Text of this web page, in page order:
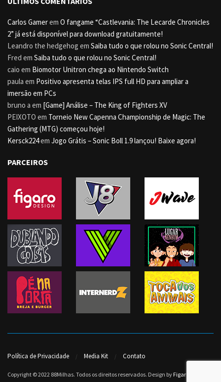
Carlos Gamerem O fangame “Castlevania: The Lecarde Chronicles
2” já está disponível para download gratuitamente!
Leandro the hedgehog em Saiba tudo o que rolou no Sonic Central!
Fred em Saiba tudo o que rolou no Sonic Central!
caio em Biomotor Unitron chega ao Nintendo Switch
paula em Positivo apresenta telas IPS full HD para ampliar a
imersão em PCs
bruno a em [Game] Análise – The King of Fighters XV
PEIXOTO em Torneio New Capenna Championship de Magic: The
Gathering (MTG) começou hoje!
Kersck224em Jogo Grátis – Sonic Boll 1.9 lançou! Baixe agora!
PARCEIROS
Política de Privacidade Media Kit Contato
Copyright © 2022 88Milhas. Todos os direitos reservados. Design by Figaro Design